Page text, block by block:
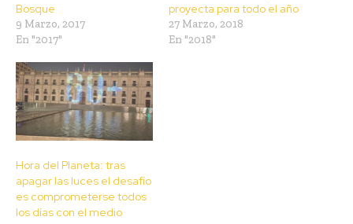
Bosque
9 Marzo, 2017
En "2017"
proyecta para todo el año
27 Marzo, 2018
En "2018"
Hora del Planeta: tras
apagar las luces el desafío
es comprometerse todos
los días con el medio